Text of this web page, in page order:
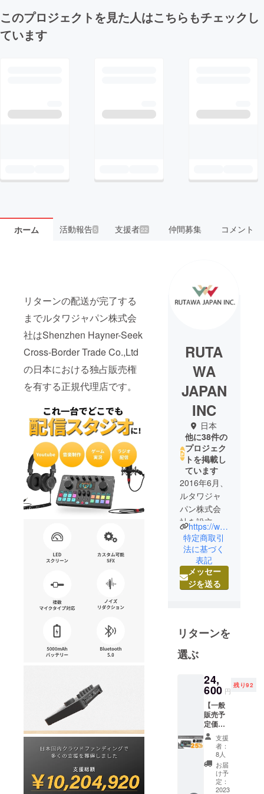
このプロジェクトを見た人はこちらもチェックし
ています
ホーム 活動報告5 支援者 22 仲間募集 コメント
リターンの配送が完了する
までルタワジャパン株式会
社はShenzhen Hayner-Seek
Cross-Border Trade Co.,Ltd
の日本における独占販売権
を有する正規代理店です。
RUTA
WA
JAPAN
INC
日本
他に38件の
プロジェク
トを掲載し
ています
2016年6月、
ルタワジャ
パン株式会
社を設立。
北米・ヨー
ロッパを中
心に海外物
販事業開
始。累計30
様に日本の
優れた製品
をお届けし
2019年9月、
今度は海外
の優れた製
品を日本の
お客様へお
届けしたい
という思い
から輸入総
https://www.rutawa.com/
特定商取引
法に基づく
表記
メッセー
ジを送る
リターンを
選ぶ
24,
600 円
残り92
【一般
販売予
定価格
32,800
円の
25%オ
フ】(税
込・送
料無料)
支援
者：
8人
お届
け予
定：
2023